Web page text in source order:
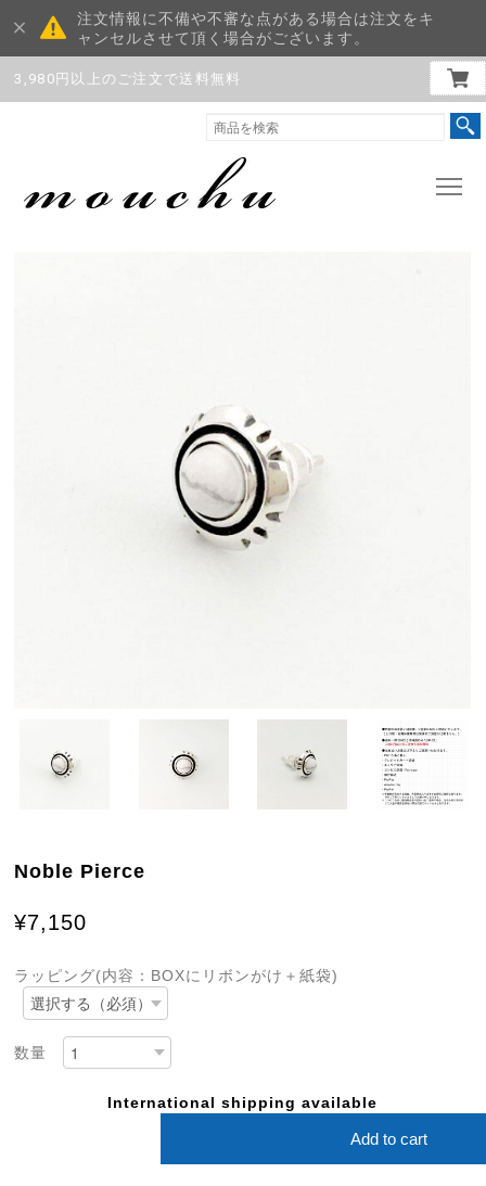
注文情報に不備や不審な点がある場合は注文をキ
ャンセルさせて頂く場合がございます。
3,980円以上のご注文で送料無料
Noble Pierce
¥7,150
ラッピング(内容：BOXにリボンがけ＋紙袋)
数量
International shipping available
Add to cart